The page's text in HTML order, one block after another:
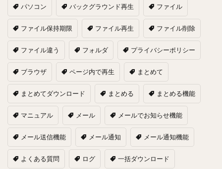
パソコン バックグラウンド再生 ファイル
ファイル保持期限 ファイル再生 ファイル削除
ファイル違う フォルダ プライバシーポリシー
ブラウザ ページ内で再生 まとめて
まとめてダウンロード まとめる まとめる機能
マニュアル メール メールでお知らせ機能
メール送信機能 メール通知 メール通知機能
よくある質問 ログ 一括ダウンロード